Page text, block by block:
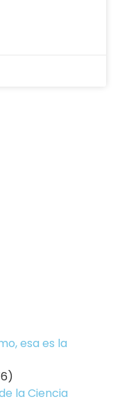
esa es la
la Ciencia